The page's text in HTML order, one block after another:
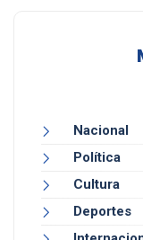
Nacional
Política
Cultura
Deportes